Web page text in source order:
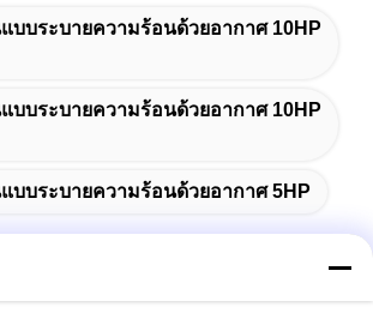
แบบระบายความร้อนด้วยอากาศ 10HP
แบบระบายความร้อนด้วยอากาศ 10HP
แบบระบายความร้อนด้วยอากาศ 5HP